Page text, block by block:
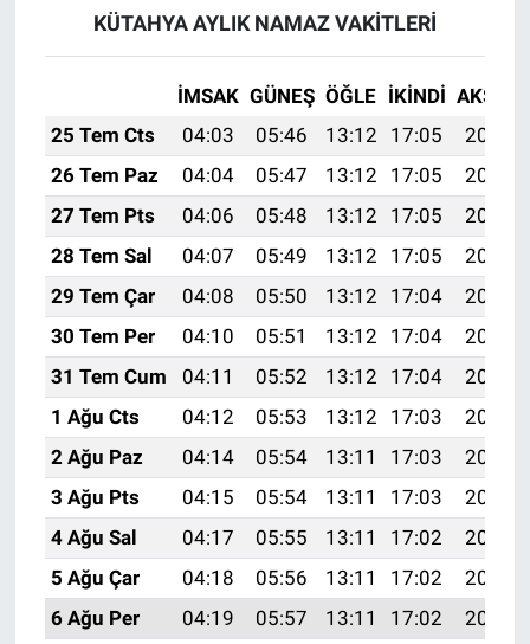
KÜTAHYA AYLIK NAMAZ VAKITLERI
İMSAK GÜNEŞ ÖĞLE İKINDI AKŞAM
25 Tem Cts
04:03 05:46 13:12 17:05
20:27
26 Tem Paz
04:04 05:47 13:12 17:05
20:26
27 Tem Pts
04:06 05:48 13:12 17:05
20:25
28 Tem Sal
04:07 05:49 13:12 17:05
20:24
29 Tem Çar
04:08 05:50 13:12 17:04
20:23
30 Tem Per
04:10 05:51 13:12 17:04
20:22
31 Tem Cum
04:11 05:52 13:12 17:04
20:21
1 Ağu Cts
04:12 05:53 13:12 17:03
20:20
2 Ağu Paz
04:14 05:54 13:11 17:03
20:19
3 Ağu Pts
04:15 05:54 13:11 17:03
20:18
4 Ağu Sal
04:17 05:55 13:11 17:02
20:17
5 Ağu Çar
04:18 05:56 13:11 17:02
20:16
6 Ağu Per
04:19 05:57 13:11 17:02 20:15